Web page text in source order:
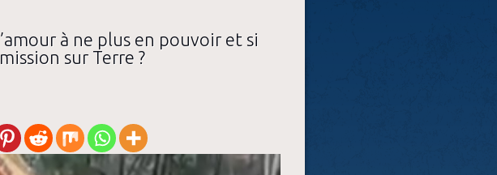
à ne plus en pouvoir et si
sur Terre ?